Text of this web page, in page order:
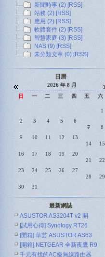
新聞時事 (2) [RSS]
站務 (2) [RSS]
應用 (2) [RSS]
軟體套件 (2) [RSS]
智慧家庭 (3) [RSS]
NAS (9) [RSS]
未分類文章 (0) [RSS]
日曆
2026 年 8 月
日
一 二 三 四 五 六
1
2
3 4 5
6
7
8
9
10 11 12
13
14
15
16
17 18 19
20
21
22
23
24 25 26
27
28
29
30
31
最新網誌
ASUSTOR AS3204T v2 開
[試用心得] Synology RT26
[開箱] 華芸 ASUSTOR AS63
[開箱] NETGEAR 全新夜鷹 R9
千元有找的AC級無線路由器